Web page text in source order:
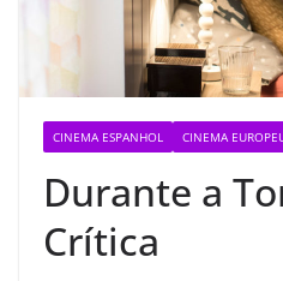
CINEMA ESPANHOL CINEMA
Durante a
Crítica